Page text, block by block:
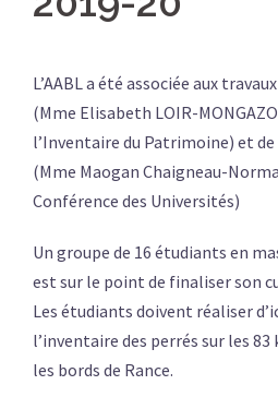
L’AABL a été associée aux
(Mme Elisabeth LOIR-
l’Inventaire du Patrimoine) et de
(Mme Maogan Chaigneau-
Conférence des Universités)
Un groupe de 16 étudiants en
est sur le point de finaliser son
Les étudiants doivent réaliser
l’inventaire des perrés sur les
les bords de Rance.